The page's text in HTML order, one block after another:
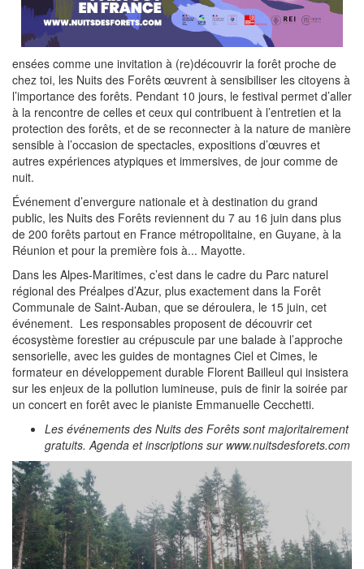
ensées comme une invitation à (re)découvrir la forêt proche de
chez toi, les Nuits des Forêts œuvrent à sensibiliser les citoyens à
l’importance des forêts. Pendant 10 jours, le festival permet d’aller
à la rencontre de celles et ceux qui contribuent à l’entretien et la
protection des forêts, et de se reconnecter à la nature de manière
sensible à l’occasion de spectacles, expositions d’œuvres et
autres expériences atypiques et immersives, de jour comme de
nuit.
Événement d’envergure nationale et à destination du grand
public, les Nuits des Forêts reviennent du 7 au 16 juin dans plus
de 200 forêts partout en France métropolitaine, en Guyane, à la
Réunion et pour la première fois à... Mayotte.
Dans les Alpes-Maritimes, c’est dans le cadre du Parc naturel
régional des Préalpes d’Azur, plus exactement dans la Forêt
Communale de Saint-Auban, que se déroulera, le 15 juin, cet
événement. Les responsables proposent de découvrir cet
écosystème forestier au crépuscule par une balade à l’approche
sensorielle, avec les guides de montagnes Ciel et Cimes, le
formateur en développement durable Florent Bailleul qui insistera
sur les enjeux de la pollution lumineuse, puis de finir la soirée par
un concert en forêt avec le pianiste Emmanuelle Cecchetti.
Les événements des Nuits des Forêts sont majoritairement
gratuits. Agenda et inscriptions sur www.nuitsdesforets.com